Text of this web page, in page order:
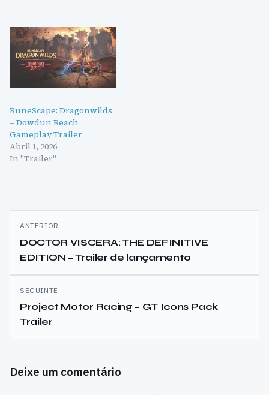
RuneScape: Dragonwilds
– Dowdun Reach
Gameplay Trailer
Abril 1, 2026
In "Trailer"
Navegação
de
artigos
ANTERIOR
DOCTOR VISCERA: THE DEFINITIVE
EDITION – Trailer de lançamento
SEGUINTE
Project Motor Racing – GT Icons Pack
Trailer
Deixe um comentário